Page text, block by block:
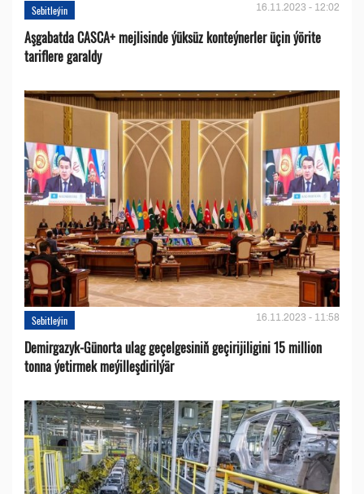
Sebitleýin 16.11.2023 - 12:02
Aşgabatda CASCA+ mejlisinde ýüksüz konteýnerler üçin ýörite
tariflere garaldy
Sebitleýin 16.11.2023 - 11:58
Demirgazyk-Günorta ulag geçelgesiniň geçirijiligini 15 million
tonna ýetirmek meýilleşdirilýär